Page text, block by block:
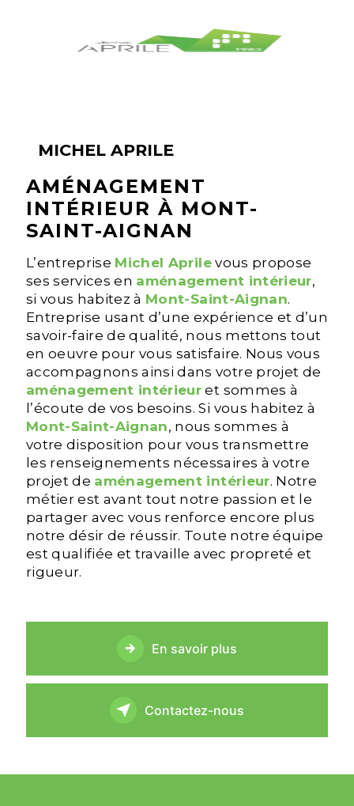
MICHEL APRILE
AMÉNAGEMENT
INTÉRIEUR À MONT-
SAINT-AIGNAN
L’entreprise Michel Aprilevous propose
ses services en aménagement intérieur,
si vous habitez à Mont-Saint-Aignan.
Entreprise usant d’une expérience et d’un
savoir-faire de qualité, nous mettons tout
en oeuvre pour vous satisfaire. Nous vous
accompagnons ainsi dans votre projet de
aménagement intérieur et sommes à
l’écoute de vos besoins. Si vous habitez à
Mont-Saint-Aignan, nous sommes à
votre disposition pour vous transmettre
les renseignements nécessaires à votre
projet de aménagement intérieur. Notre
métier est avant tout notre passion et le
partager avec vous renforce encore plus
notre désir de réussir. Toute notre équipe
est qualifiée et travaille avec propreté et
rigueur.
En savoir plus
Contactez-nous